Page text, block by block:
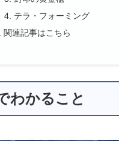
テラ・フォーミング
関連記事はこちら
わかること